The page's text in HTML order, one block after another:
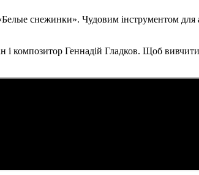
снежинки». Чудовим інструментом для
Геннадій Гладков. Щоб вивчити